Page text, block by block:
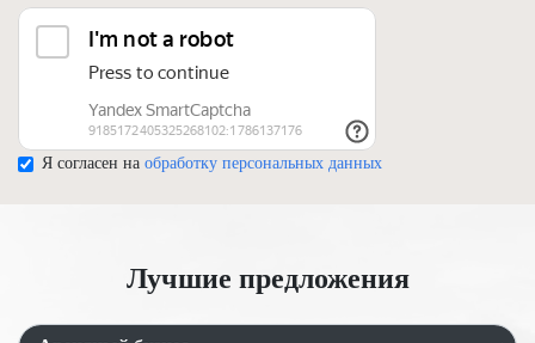
Я согласен на обработку персональных данных
Лучшие предложения